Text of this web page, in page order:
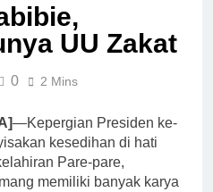
UU Zakat
0 2 Mins
—Kepergian Presiden ke-
kesedihan di hati
Pare-pare,
memiliki banyak karya